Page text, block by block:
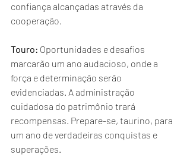
confiança alcançadas através da
cooperação.
Touro: Oportunidades e desafios
marcarão um ano audacioso, onde a
força e determinação serão
evidenciadas. A administração
cuidadosa do patrimônio trará
recompensas. Prepare-se, taurino, para
um ano de verdadeiras conquistas e
superações.